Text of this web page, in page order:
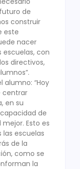
de
construir
este
nacer
escuelas, con
directivos,
alumno: “Hoy
centrar
en su
de
Esto es
escuelas
de la
como se
la